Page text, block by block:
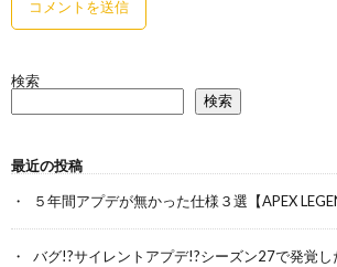
検索
検索
最近の投稿
５年間アプデが無かった仕様３選【APEX
バグ!?サイレントアプデ!?シーズン27で発覚